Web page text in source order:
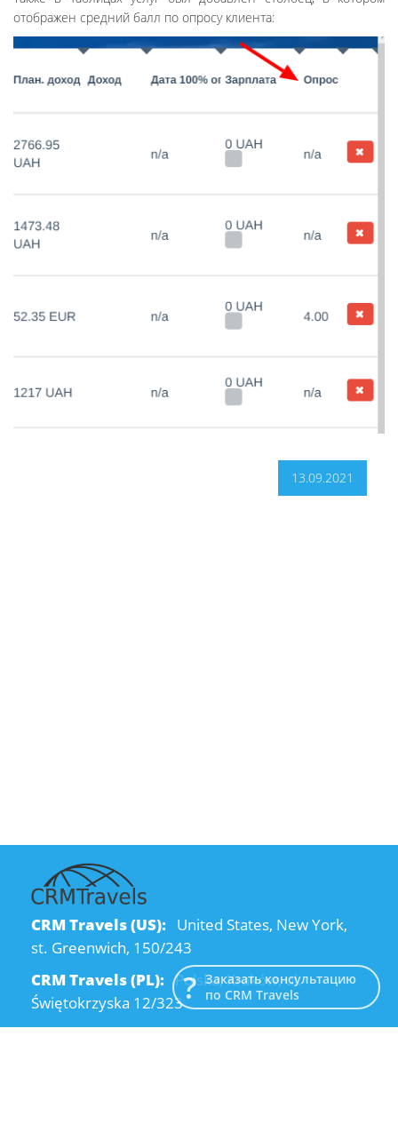
отображен средний балл по опросу клиента:
13.09.2021
CRM Travels (US): United States, New York,
st. Greenwich, 150/243
CRM Travels (PL): Polska, Kraków, ul.
Świętokrzyska 12/323
Заказать консультацию
по CRM Travels